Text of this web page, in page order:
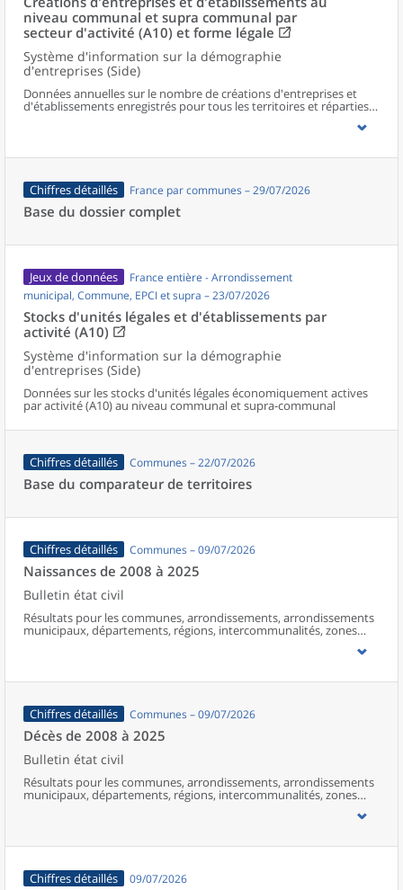
niveau communal et supra communal par
secteur d'activité (A10) et forme légale
Système d'information sur la démographie
d'entreprises (Side)
Données annuelles sur le nombre de créations d'entreprises et
d'établissements enregistrés pour tous les territoires et réparties
selon le secteur d’activité et la forme légale.
Chiffres détaillés France par communes – 29/07/2026
Base du dossier complet
Jeux de données
France entière - Arrondissement
municipal, Commune, EPCI et supra – 23/07/2026
Stocks d'unités légales et d'établissements par
activité (A10)
Système d'information sur la démographie
d'entreprises (Side)
Données sur les stocks d'unités légales économiquement actives
par activité (A10) au niveau communal et supra-communal
Chiffres détaillés Communes – 22/07/2026
Base du comparateur de territoires
Chiffres détaillés Communes – 09/07/2026
Naissances de 2008 à 2025
Bulletin état civil
Résultats pour les communes, arrondissements, arrondissements
municipaux, départements, régions, intercommunalités, zones
d’emploi, bassins de vie, unités urbaines et aires d’attraction des
Chiffres détaillés Communes – 09/07/2026
Décès de 2008 à 2025
Bulletin état civil
Résultats pour les communes, arrondissements, arrondissements
municipaux, départements, régions, intercommunalités, zones
d’emploi, bassins de vie, unités urbaines et aires d’attraction des
Chiffres détaillés 09/07/2026